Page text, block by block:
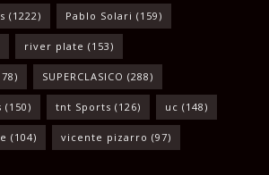
(1222) Pablo Solari (159)
river plate (153)
SUPERCLASICO (288)
(150) tnt Sports (126) uc (148)
(104) vicente pizarro (97)